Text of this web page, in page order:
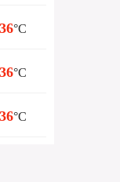
36°C
36°C
36°C